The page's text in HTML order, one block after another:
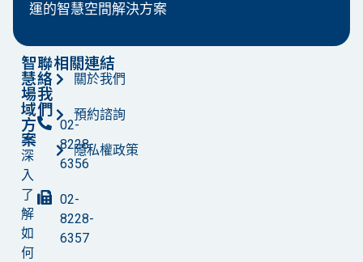
運的智慧空間解決方案
智
慧
場
域
方
案
深
入
了
解
如
何
聯
絡
我
們
02-
8228-
6356
02-
8228-
6357
相關連結
關於我們
預約諮詢
隱私權政策